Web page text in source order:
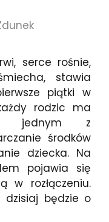
serce rośnie,
stawia
piątki w
rodzic ma
jednym z
środków
dziecka. Na
pojawia się
w rozłączeniu.
będzie o